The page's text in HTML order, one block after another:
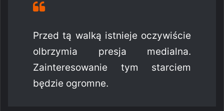
Przed tą walką istnieje oczywiście
olbrzymia presja medialna.
Zainteresowanie tym starciem
będzie ogromne.